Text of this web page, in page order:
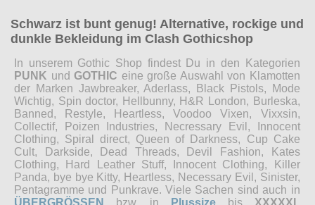
Schwarz ist bunt genug! Alternative, rockige und
dunkle Bekleidung im Clash Gothicshop
In unserem Gothic Shop findest Du in den Kategorien
PUNK und GOTHIC eine große Auswahl von Klamotten
der Marken Jawbreaker, Aderlass, Black Pistols, Mode
Wichtig, Spin doctor, Hellbunny, H&R London, Burleska,
Banned, Restyle, Heartless, Voodoo Vixen, Vixxsin,
Collectif, Poizen Industries, Necressary Evil, Innocent
Clothing, Spiral direct, Queen of Darkness, Cup Cake
Cult, Darkside, Dead Threads, Devil Fashion, Kates
Clothing, Hard Leather Stuff, Innocent Clothing, Killer
Panda, bye bye Kitty, Heartless, Necessary Evil, Sinister,
Pentagramme und Punkrave. Viele Sachen sind auch in
ÜBERGRÖSSEN
bzw. in Plussize bis XXXXXL